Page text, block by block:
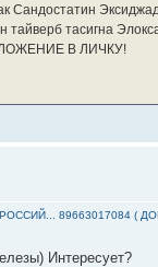
Сандостатин
тайверб тасигна
В ЛИЧКУ!
89663017084 (
Интересует?